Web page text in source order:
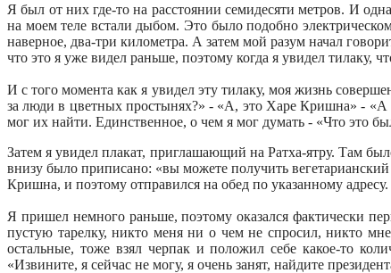
Я был от них где-то на расстоянии семидесяти метров. И
на моем теле встали дыбом. Это было подобно
наверное, два-три километра. А затем мой разум начал
что это я уже видел раньше, поэтому когда я увидел тилаку,
И с того момента как я увидел эту тилаку, моя жизнь
за люди в цветных простынях?» - «А, это Харе Кришна» -
мог их найти. Единственное, о чем я мог думать - «Что это
Затем я увидел плакат, приглашающий на Ратха-ятру. Там
внизу было приписано: «вы можете получить
Кришна, и поэтому отправился на обед по указанному адресу.
Я пришел немного раньше, поэтому оказался фактически
пустую тарелку, никто меня ни о чем не спросил, никто
остальные, тоже взял черпак и положил себе какое-то
«Извините, я сейчас не могу, я очень занят, найдите